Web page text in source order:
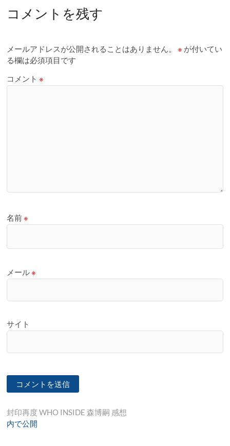
コメントを残す
メールアドレスが公開されることはありません。 ※ が付いてい
る欄は必須項目です
コメント※
名前※
メール※
サイト
投
稿
封印再度 WHO INSIDE 森博嗣 感想
内で公開